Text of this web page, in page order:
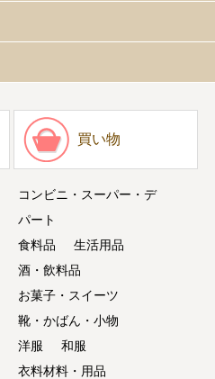
買い物
コンビニ・スーパー・デ
パート
食料品
生活用品
酒・飲料品
お菓子・スイーツ
靴・かばん・小物
洋服
和服
衣料材料・用品